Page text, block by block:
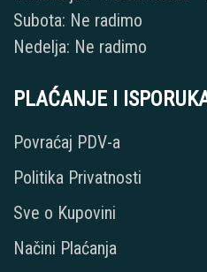
Subota: Ne radimo
Nedelja: Ne radimo
PLAĆANJE I
Povraćaj PDV-a
Politika Privatnosti
Sve o Kupovini
Načini Plaćanja